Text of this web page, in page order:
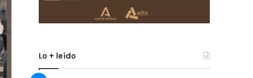
Lo + leído